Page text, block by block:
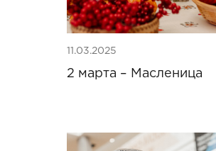
11.03.2025
2 марта – Масленица